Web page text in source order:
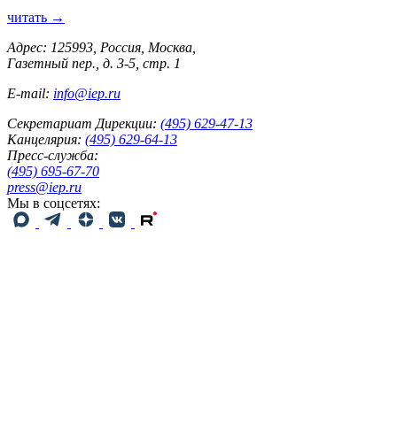
читать →
Адрес: 125993, Россия, Москва,
Газетный пер., д. 3-5, стр. 1
E-mail: info@iep.ru
Секретариат Дирекции: (495) 629-47-13
Канцелярия: (495) 629-64-13
Пресс-служба:
(495) 695-67-70
press@iep.ru
Мы в соцсетях: